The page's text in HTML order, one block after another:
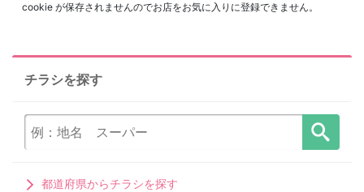
cookie が保存されませんのでお店をお気に入りに登録できません。
チラシを探す
都道府県からチラシを探す